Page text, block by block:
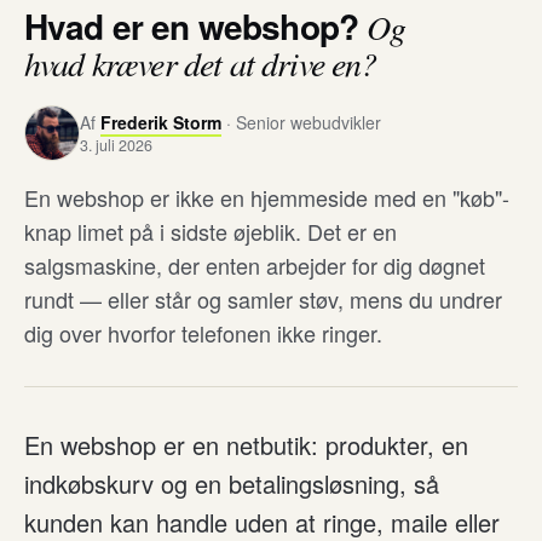
Hvad er en webshop? Og
hvad kræver det at drive en?
Af Frederik Storm · Senior webudvikler
3. juli 2026
En webshop er ikke en hjemmeside med en "køb"-
knap limet på i sidste øjeblik. Det er en
salgsmaskine, der enten arbejder for dig døgnet
rundt — eller står og samler støv, mens du undrer
dig over hvorfor telefonen ikke ringer.
En webshop er en netbutik: produkter, en
indkøbskurv og en betalingsløsning, så
kunden kan handle uden at ringe, maile eller